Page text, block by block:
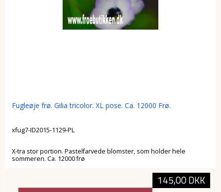
Fugleøje frø. Gilia tricolor. XL pose. Ca. 12000 Frø.
xfug7-ID2015-1129-PL
X-tra stor portion. Pastelfarvede blomster, som holder hele
sommeren. Ca. 12000 frø
145,00 DKK